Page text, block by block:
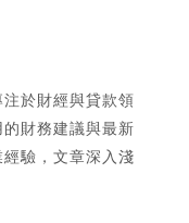
於財經與貸款領
財務建議與最新
驗，文章深入淺